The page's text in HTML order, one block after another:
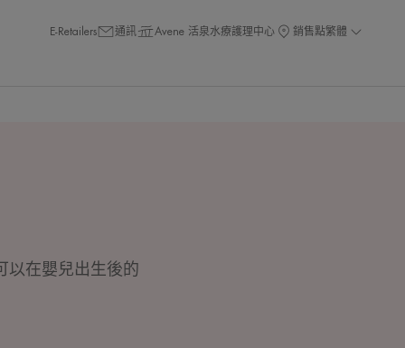
E-Retailers 通訊 Avene 活泉水療護理中心 銷售點繁體
以在嬰兒出生後的